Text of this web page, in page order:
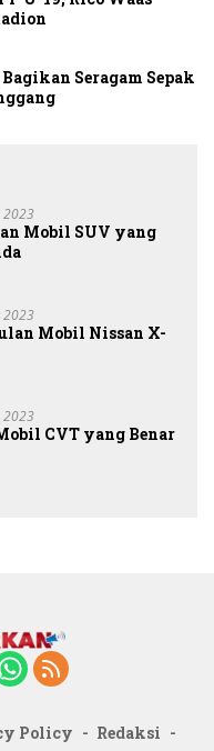
Seragam Sepak
2023
Mobil SUV yang
2023
Mobil Nissan X-
2023
CVT yang Benar
Policy
Redaksi